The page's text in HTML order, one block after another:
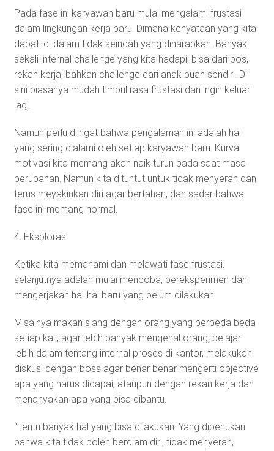
Pada fase ini karyawan baru mulai mengalami frustasi
dalam lingkungan kerja baru. Dimana kenyataan yang kita
dapati di dalam tidak seindah yang diharapkan. Banyak
sekali internal challenge yang kita hadapi, bisa dari bos,
rekan kerja, bahkan challenge dari anak buah sendiri. Di
sini biasanya mudah timbul rasa frustasi dan ingin keluar
lagi.
Namun perlu diingat bahwa pengalaman ini adalah hal
yang sering dialami oleh setiap karyawan baru. Kurva
motivasi kita memang akan naik turun pada saat masa
perubahan. Namun kita dituntut untuk tidak menyerah dan
terus meyakinkan diri agar bertahan, dan sadar bahwa
fase ini memang normal.
4. Eksplorasi
Ketika kita memahami dan melawati fase frustasi,
selanjutnya adalah mulai mencoba, bereksperimen dan
mengerjakan hal-hal baru yang belum dilakukan.
Misalnya makan siang dengan orang yang berbeda beda
setiap kali, agar lebih banyak mengenal orang, belajar
lebih dalam tentang internal proses di kantor, melakukan
diskusi dengan boss agar benar benar mengerti objective
apa yang harus dicapai, ataupun dengan rekan kerja dan
menanyakan apa yang bisa dibantu.
“Tentu banyak hal yang bisa dilakukan. Yang diperlukan
bahwa kita tidak boleh berdiam diri, tidak menyerah,